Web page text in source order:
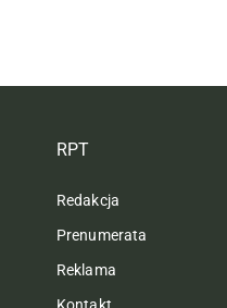
RPT
Redakcja
Prenumerata
Reklama